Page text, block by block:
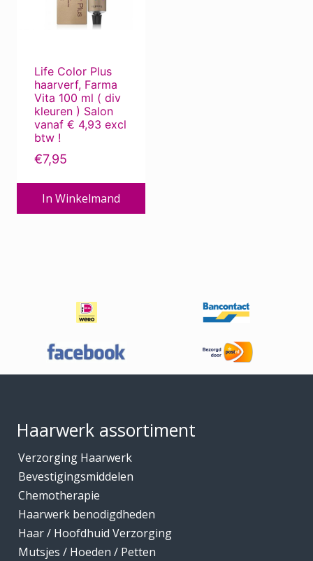
Beauty Pillow
Bevestigingsmiddelen
Borstels
Chemotherapie
Corona produkten
Dierverzorging
ECO-kapper, met oog voor milieu
Haar / Hoofdhuidproblemen
Haaraccessoires
Haarband / accessoires
Haarstukken
Hoofdhuidverzorging
Hygiene
Kammen
Kapmantels / Verfschorten
Life Color Plus
haarverf, Farma
Vita 100 ml ( div
kleuren ) Salon
vanaf € 4,93 excl
btw !
€7,95
In Winkelmand
worden
productpagina
Haarwerk assortiment
Verzorging Haarwerk
Bevestigingsmiddelen
Chemotherapie
Haarwerk benodigdheden
Haar / Hoofdhuid Verzorging
Mutsjes / Hoeden / Petten